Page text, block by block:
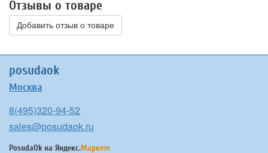
Отзывы о товаре
Добавить отзыв о товаре
posudaok
Москва
8(495)320-94-52
sales@posudaok.ru
PosudaOk на Яндекс.Маркете